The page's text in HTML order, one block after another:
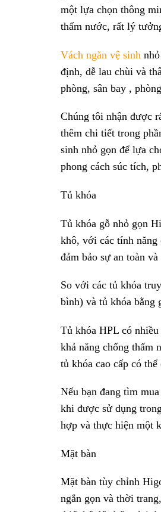
một lựa chọn thông
thấm nước, rất lý
Vách ngăn vệ sinh
định, dễ lau chùi và
phòng, sân bay ,
Chúng tôi nhận được
thêm chi tiết trong
sinh nhỏ gọn để lựa
phong cách súc tích,
Tủ khóa
Tủ khóa gỗ nhỏ gọn
khô, với các tính năng
đảm bảo sự an toàn
So với các tủ khóa
bình) và tủ khóa bằng
Tủ khóa HPL có
khả năng chống thấm
tủ khóa cao cấp có
Nếu bạn đang tìm
khi được sử dụng
hợp và thực hiện một
Mặt bàn
Mặt bàn tùy chỉnh
ngắn gọn và thời